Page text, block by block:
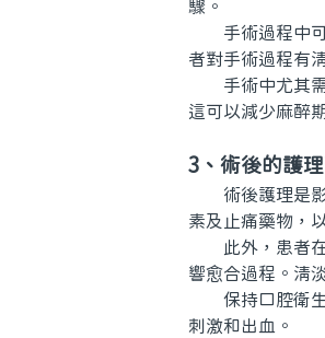
驟。
手術過程中可
者對手術過程有
手術中尤其需
這可以減少麻醉
3、術後的護
術後護理是影
素及止痛藥物，
此外，患者在
響愈合過程。清
保持口腔衛生
刺激和出血。